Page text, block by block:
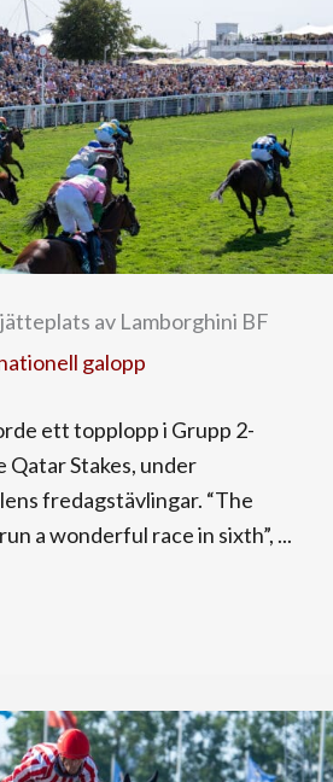
av Lamborghini BF
galopp
ett topplopp i Grupp 2-
Qatar Stakes, under
fredagstävlingar. “The
a wonderful race in sixth”, ...